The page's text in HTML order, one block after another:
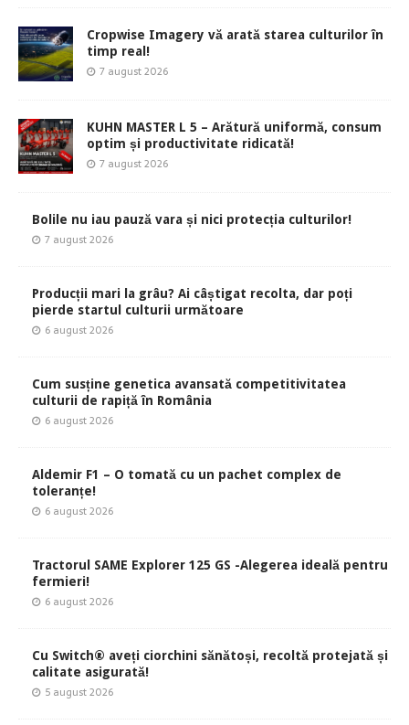
Cropwise Imagery vă arată starea culturilor în
timp real!
7 august 2026
KUHN MASTER L 5 – Arătură uniformă, consum
optim și productivitate ridicată!
7 august 2026
Bolile nu iau pauză vara și nici protecția culturilor!
7 august 2026
Producții mari la grâu? Ai câștigat recolta, dar poți
pierde startul culturii următoare
6 august 2026
Cum susține genetica avansată competitivitatea
culturii de rapiță în România
6 august 2026
Aldemir F1 – O tomată cu un pachet complex de
toleranțe!
6 august 2026
Tractorul SAME Explorer 125 GS -Alegerea ideală pentru
fermieri!
6 august 2026
Cu Switch® aveți ciorchini sănătoși, recoltă protejată și
calitate asigurată!
5 august 2026